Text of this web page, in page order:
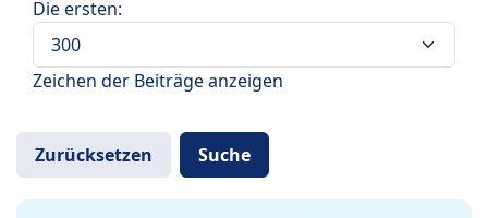
Die ersten:
Zeichen der Beiträge anzeigen